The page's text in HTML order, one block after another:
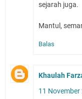
sejarah juga.
Mantul,
Balas
Khaulah
11